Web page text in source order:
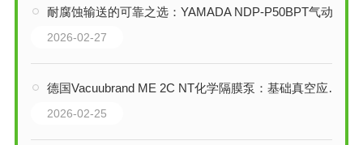
耐腐蚀输送的可靠之选：YAMADA NDP-P50BPT气动隔膜泵技术解析
2026-02-27
德国Vacuubrand ME 2C NT化学隔膜泵：基础真空应用的耐用之选
2026-02-25